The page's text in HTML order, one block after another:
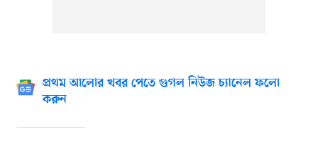
প্রথম আলোর খবর পেতে গুগল নিউজ চ্যানেল ফলো
করুন